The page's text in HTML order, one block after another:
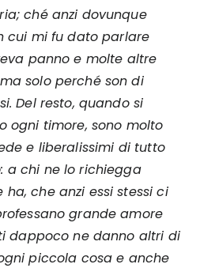
ché anzi dovunque
cui mi fu dato parlare
panno e molte altre
solo perché son di
Del resto, quando si
ogni timore, sono molto
e liberalissimi di tutto
a chi ne lo richiegga
che anzi essi stessi ci
grande amore
dappoco ne danno altri di
piccola cosa e anche